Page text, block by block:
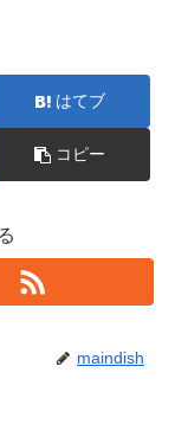
はてブ
コピー
maindish